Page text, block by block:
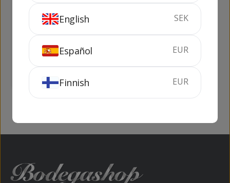
Albariño Lusco
13%
SLUTSÅLD
Mar de Frades
12.5%
KÖP
English SEK
Español EUR
Finnish EUR